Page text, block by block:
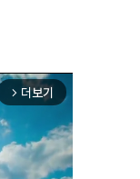
arrow_forward_ios 더보기